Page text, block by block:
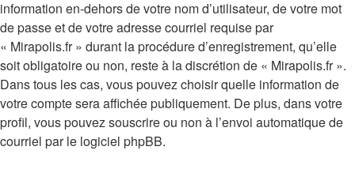
information en-dehors de votre nom d’utilisateur, de votre mot
de passe et de votre adresse courriel requise par
« Mirapolis.fr » durant la procédure d’enregistrement, qu’elle
soit obligatoire ou non, reste à la discrétion de « Mirapolis.fr ».
Dans tous les cas, vous pouvez choisir quelle information de
votre compte sera affichée publiquement. De plus, dans votre
profil, vous pouvez souscrire ou non à l’envoi automatique de
courriel par le logiciel phpBB.